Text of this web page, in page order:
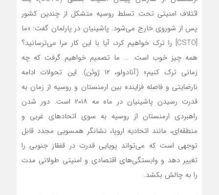
ائتلاف امنیتی تحت تسلط روسیه متشکل از چندین کشور
پس از شوروی خارج می‌شود. پاشینیان در پارلمان گفت: «ما
[CSTO] را ترک خواهیم کرد، آیا با این کار مرا می‌ترسانید؟
همه چیز خوب است. … ما تصمیم خواهیم گرفت که چه
زمانی ترک کنیم» (آنادولو، ۱۲ ژوئن). این تحولات ادامه
نارضایتی و فاصله فزاینده بین ارمنستان و روسیه از زمان به
قدرت رسیدن پاشینیان در ماه مه ۲۰۱۸ است. دور شدن
راهبردی ارمنستان از روسیه به سوی اتحادهای غربی و
منطقه‌ای، مانند اتحادیه اروپا، نشانگر همسویی مجدد قابل
توجهی است که می‌تواند پویایی قدرت در قفقاز جنوبی را
تغییر دهد و وابستگی‌های اقتصادی و امنیتی طولانی مدت
را به چالش بکشد.